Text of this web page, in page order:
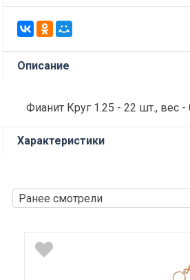
Описание
Фианит Круг 1.25 - 22 шт., вес -
Характеристики
Ранее смотрели